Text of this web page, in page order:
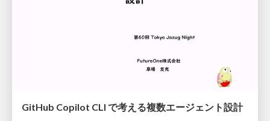
GitHub Copilot CLI で考える複数エージェント設計